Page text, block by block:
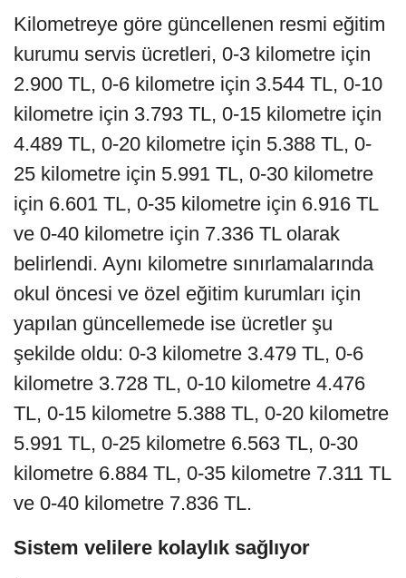
Kilometreye göre güncellenen resmi eğitim
kurumu servis ücretleri, 0-3 kilometre için
2.900 TL, 0-6 kilometre için 3.544 TL, 0-10
kilometre için 3.793 TL, 0-15 kilometre için
4.489 TL, 0-20 kilometre için 5.388 TL, 0-
25 kilometre için 5.991 TL, 0-30 kilometre
için 6.601 TL, 0-35 kilometre için 6.916 TL
ve 0-40 kilometre için 7.336 TL olarak
belirlendi. Aynı kilometre sınırlamalarında
okul öncesi ve özel eğitim kurumları için
yapılan güncellemede ise ücretler şu
şekilde oldu: 0-3 kilometre 3.479 TL, 0-6
kilometre 3.728 TL, 0-10 kilometre 4.476
TL, 0-15 kilometre 5.388 TL, 0-20 kilometre
5.991 TL, 0-25 kilometre 6.563 TL, 0-30
kilometre 6.884 TL, 0-35 kilometre 7.311 TL
ve 0-40 kilometre 7.836 TL.
Sistem velilere kolaylık sağlıyor